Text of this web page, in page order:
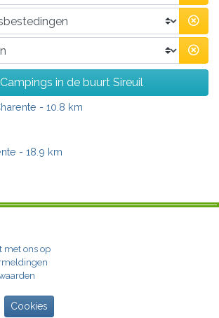
Campings in de buurt Sireuil
- 10.8 km
- 18.9 km
met ons op
Cookies